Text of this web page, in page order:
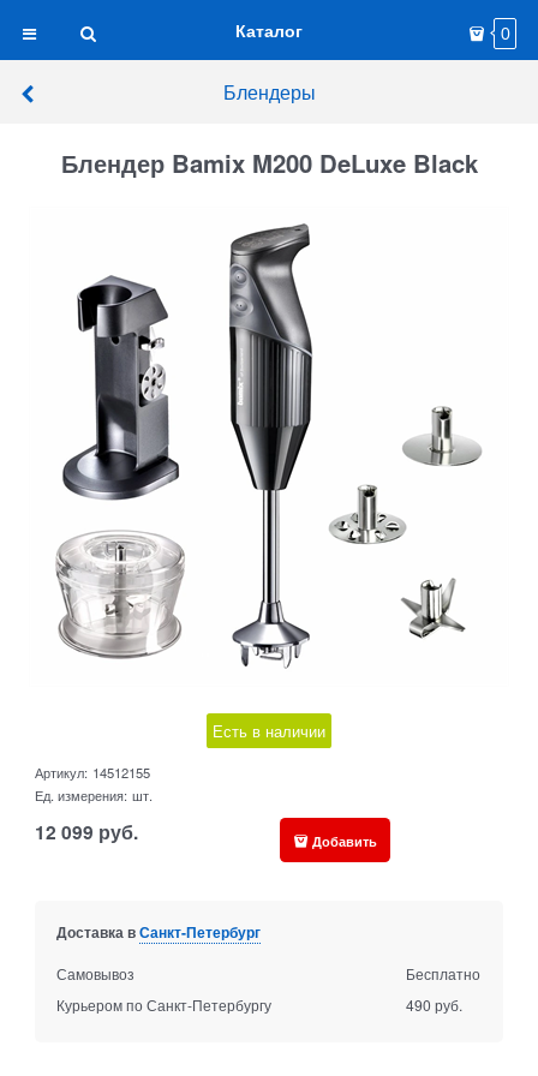
Каталог 0
Блендеры
Блендер Bamix M200 DeLuxe Black
Есть в наличии
Артикул: 14512155
Ед. измерения: шт.
12 099 руб. Добавить
Доставка вСанкт-Петербург
Самовывоз
Бесплатно
Курьером по Санкт-Петербургу
490 руб.